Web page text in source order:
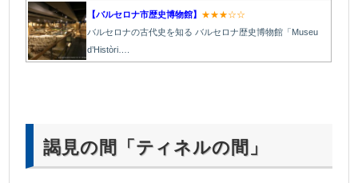
【バルセロナ市歴史博物館】 ★★★☆☆
バルセロナの古代史を知る バルセロナ歴史博物館「Museu
d’Històri….
謁見の間「ティネルの間」